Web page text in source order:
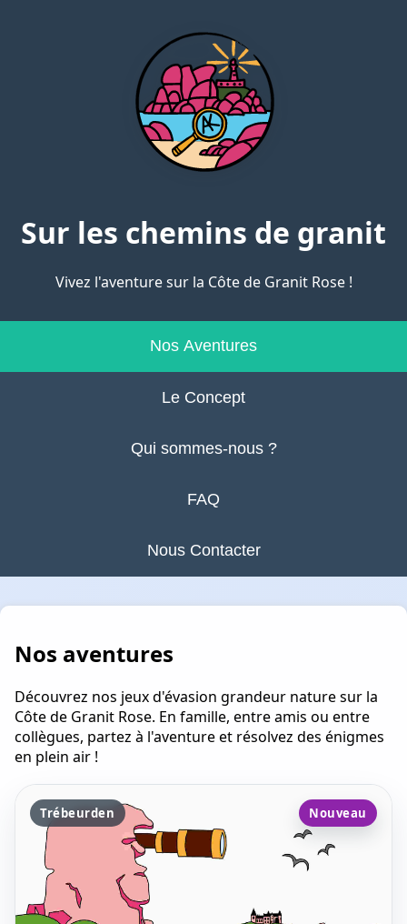
Sur les chemins de granit
Vivez l'aventure sur la Côte de Granit Rose !
Nos Aventures
Le Concept
Qui sommes-nous ?
FAQ
Nous Contacter
Nos aventures
Découvrez nos jeux d'évasion grandeur nature sur la
Côte de Granit Rose. En famille, entre amis ou entre
collègues, partez à l'aventure et résolvez des énigmes
en plein air !
Trébeurden Nouveau